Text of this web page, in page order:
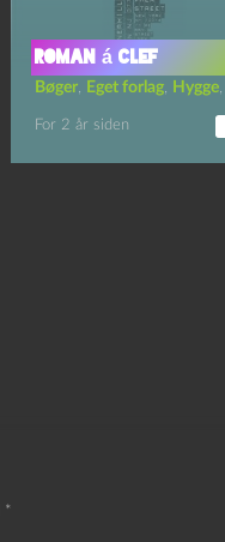
Roman á clef
Bøger, Eget forlag, Hygge,
For 2 år siden
*